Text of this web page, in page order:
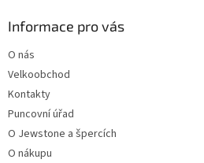
Informace pro vás
O nás
Velkoobchod
Kontakty
Puncovní úřad
O Jewstone a špercích
O nákupu